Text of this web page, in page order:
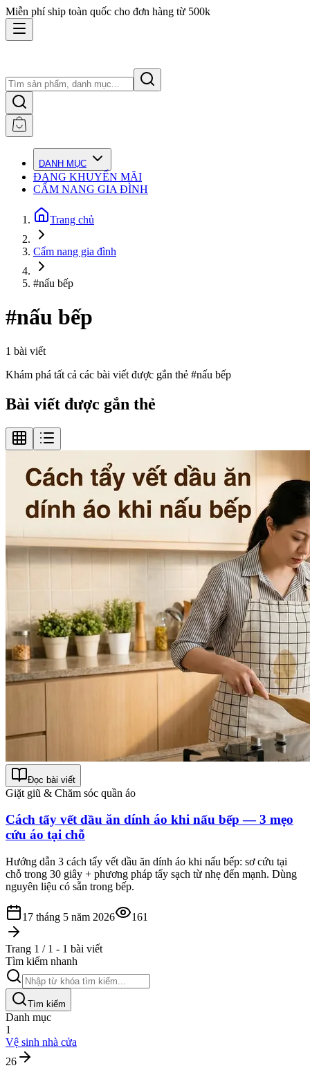
Miễn phí ship toàn quốc cho đơn hàng từ 500k
DANH MỤC
ĐANG KHUYẾN MÃI
CẨM NANG GIA ĐÌNH
Trang chủ
Cẩm nang gia đình
#nấu bếp
#nấu bếp
1 bài viết
Khám phá tất cả các bài viết được gắn thẻ #nấu bếp
Bài viết được gắn thẻ
Đọc bài viết
Giặt giũ & Chăm sóc quần áo
Cách tẩy vết dầu ăn dính áo khi nấu bếp — 3 mẹo
cứu áo tại chỗ
Hướng dẫn 3 cách tẩy vết dầu ăn dính áo khi nấu bếp: sơ cứu tại
chỗ trong 30 giây + phương pháp tẩy sạch từ nhẹ đến mạnh. Dùng
nguyên liệu có sẵn trong bếp.
17 tháng 5 năm 2026 161
Trang 1 / 1 - 1 bài viết
Tìm kiếm nhanh
Tìm kiếm
Danh mục
1
Vệ sinh nhà cửa
26